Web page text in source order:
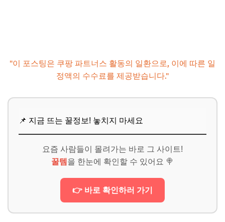
"이 포스팅은 쿠팡 파트너스 활동의 일환으로, 이에 따른 일
정액의 수수료를 제공받습니다."
📌 지금 뜨는 꿀정보! 놓치지 마세요
요즘 사람들이 몰려가는 바로 그 사이트!
꿀템 을 한눈에 확인할 수 있어요 🍭
👉 바로 확인하러 가기